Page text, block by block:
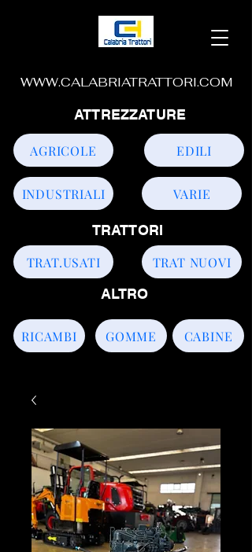
WWW.CALABRIATRATTORI.COM
TRAT.USATI TRAT NUOVI
INDUSTRIALI
AGRICOLE EDILI
VARIE
CABINE
GOMME
RICAMBI
ATTREZZATURE
TRATTORI
ALTRO